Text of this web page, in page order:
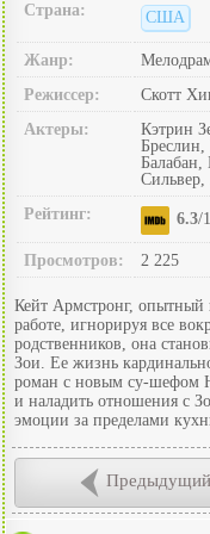
Страна:
США
Жанр:
Режиссер:
Скотт
Актеры:
Кэтрин
Сильвер,
Рейтинг:
6.3/
Просмотров: 2 225
Кейт Армстронг, опытный
работе, игнорируя все
родственников, она
Зои. Ее жизнь
роман с новым су-шефом
и наладить отношения с
эмоции за пределами
Предыдущий